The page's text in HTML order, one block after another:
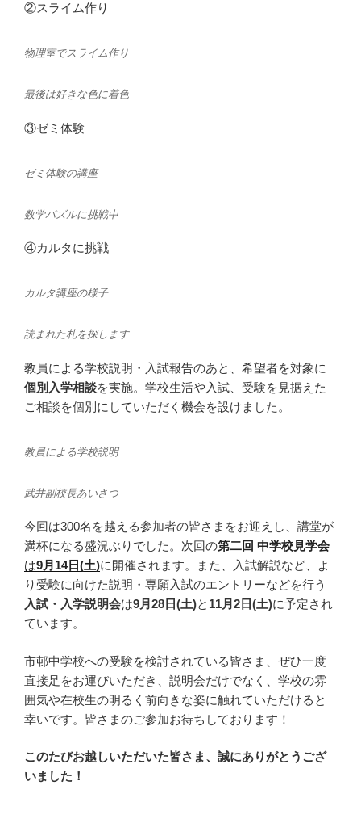
②スライム作り
物理室でスライム作り
最後は好きな色に着色
③ゼミ体験
ゼミ体験の講座
数学パズルに挑戦中
④カルタに挑戦
カルタ講座の様子
読まれた札を探します
教員による学校説明・入試報告のあと、希望者を対象に
個別入学相談を実施。学校生活や入試、受験を見据えた
ご相談を個別にしていただく機会を設けました。
教員による学校説明
武井副校長あいさつ
今回は300名を越える参加者の皆さまをお迎えし、講堂が
満杯になる盛況ぶりでした。次回の第二回 中学校見学会
は9月14日(土)に開催されます。また、入試解説など、よ
り受験に向けた説明・専願入試のエントリーなどを行う
入試・入学説明会は9月28日(土)と 11月2日(土)に予定され
ています。
市邨中学校への受験を検討されている皆さま、ぜひ一度
直接足をお運びいただき、説明会だけでなく、学校の雰
囲気や在校生の明るく前向きな姿に触れていただけると
幸いです。皆さまのご参加お待ちしております！
このたびお越しいただいた皆さま、誠にありがとうござ
いました！